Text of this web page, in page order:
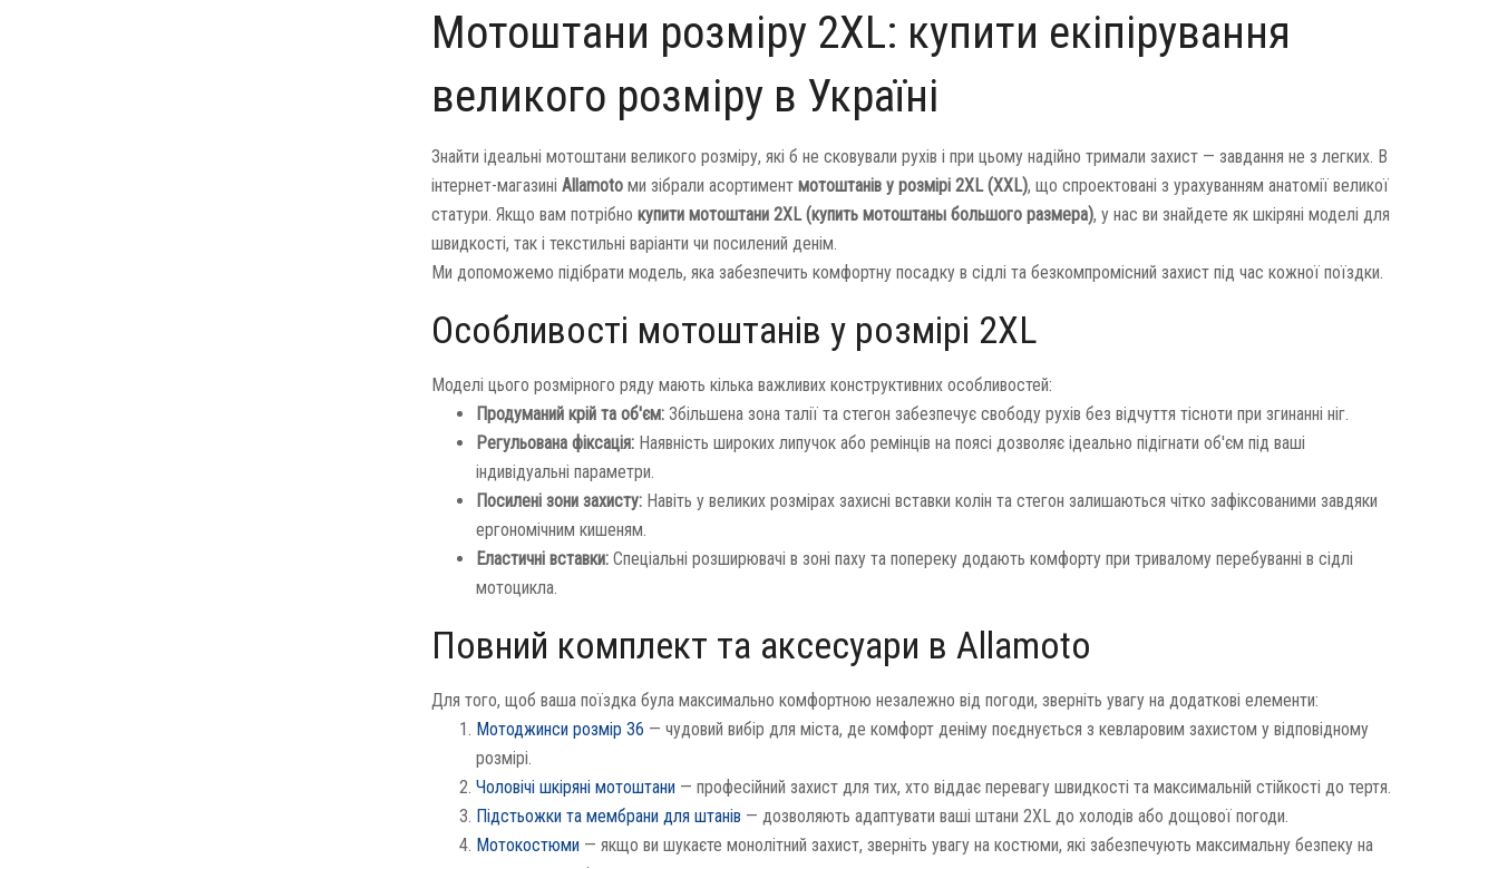
Мотоштани розміру 2XL: купити екіпірування
великого розміру в Україні
Знайти ідеальні мотоштани великого розміру, які б не сковували рухів і при цьому надійно тримали захист — завдання не з легких. В
інтернет-магазині Allamoto ми зібрали асортимент мотоштанів у розмірі 2XL (XXL), що спроектовані з урахуванням анатомії великої
статури. Якщо вам потрібно купити мотоштани 2XL (купить мотоштаны большого размера), у нас ви знайдете як шкіряні моделі для
швидкості, так і текстильні варіанти чи посилений денім.
Ми допоможемо підібрати модель, яка забезпечить комфортну посадку в сідлі та безкомпромісний захист під час кожної поїздки.
Особливості мотоштанів у розмірі 2XL
Моделі цього розмірного ряду мають кілька важливих конструктивних особливостей:
Продуманий крій та об'єм: Збільшена зона талії та стегон забезпечує свободу рухів без відчуття тісноти при згинанні ніг.
Регульована фіксація: Наявність широких липучок або ремінців на поясі дозволяє ідеально підігнати об'єм під ваші
індивідуальні параметри.
Посилені зони захисту: Навіть у великих розмірах захисні вставки колін та стегон залишаються чітко зафіксованими завдяки
ергономічним кишеням.
Еластичні вставки: Спеціальні розширювачі в зоні паху та попереку додають комфорту при тривалому перебуванні в сідлі
мотоцикла.
Повний комплект та аксесуари в Allamoto
Для того, щоб ваша поїздка була максимально комфортною незалежно від погоди, зверніть увагу на додаткові елементи:
Мотоджинси розмір 36 — чудовий вибір для міста, де комфорт деніму поєднується з кевларовим захистом у відповідному
розмірі.
Чоловічі шкіряні мотоштани — професійний захист для тих, хто віддає перевагу швидкості та максимальній стійкості до тертя.
Підстьожки та мембрани для штанів — дозволяють адаптувати ваші штани 2XL до холодів або дощової погоди.
Мотокостюми — якщо ви шукаєте монолітний захист, зверніть увагу на костюми, які забезпечують максимальну безпеку на